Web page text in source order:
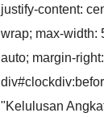
justify-content:
wrap; max-width:
auto; margin-
"Kelulusan